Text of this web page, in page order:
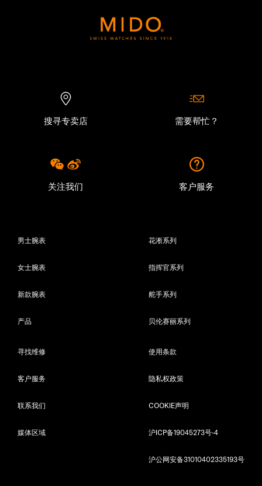
搜寻专卖店 需要帮忙？
关注我们 客户服务
男士腕表
女士腕表
新款腕表
产品
花淅系列
指挥官系列
舵手系列
贝伦赛丽系列
寻找维修
客户服务
联系我们
媒体区域
使用条款
隐私权政策
COOKIE声明
沪ICP备19045273号-4
沪公网安备31010402335193号